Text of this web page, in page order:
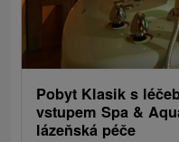
Pobyt Klasik s
vstupem Spa &
lázeňská péče